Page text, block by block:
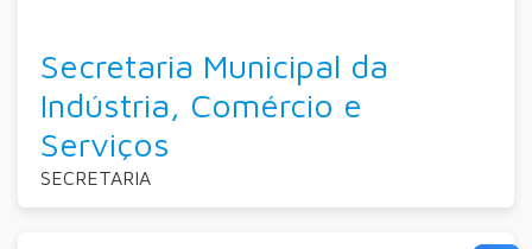
Secretaria Municipal da
Indústria, Comércio e
Serviços
SECRETARIA